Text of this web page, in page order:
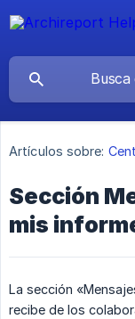
Artículos sobre:
Sección
mis
La sección
recibe de los